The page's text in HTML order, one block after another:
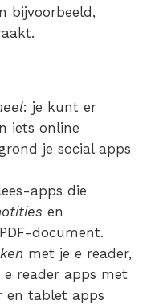
bijvoorbeeld,
: je kunt er
iets online
je social apps
apps die
en
document.
met je e reader,
reader apps met
en tablet apps